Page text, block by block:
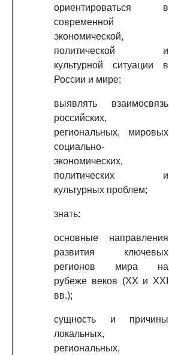
ориентироваться в
современной
экономической,
политической и
культурной ситуации в
России и мире;
выявлять взаимосвязь
российских,
региональных, мировых
социально-
экономических,
политических и
культурных проблем;
знать:
основные направления
развития ключевых
регионов мира на
рубеже веков (XX и XXI
вв.);
сущность и причины
локальных,
региональных,